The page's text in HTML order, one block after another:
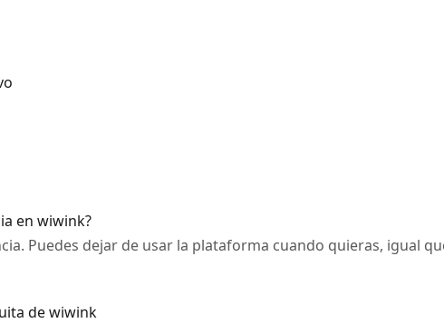
en wiwink?
Puedes dejar de usar la plataforma cuando quieras, igual
de wiwink